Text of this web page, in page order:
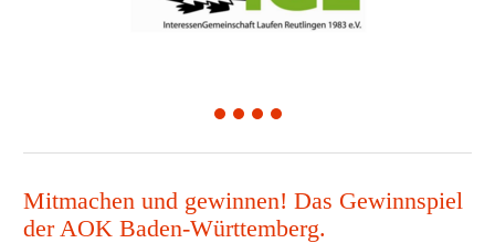
1 2 3 4
Mitmachen und gewinnen! Das Gewinnspiel
der AOK Baden-Württemberg.